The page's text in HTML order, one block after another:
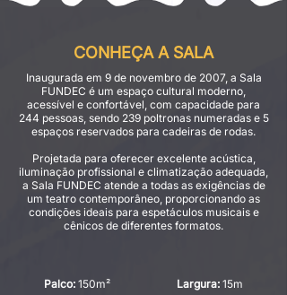
CONHEÇA A SALA
Inaugurada em 9 de novembro de 2007, a Sala
FUNDEC é um espaço cultural moderno,
acessível e confortável, com capacidade para
244 pessoas, sendo 239 poltronas numeradas e 5
espaços reservados para cadeiras de rodas.
Projetada para oferecer excelente acústica,
iluminação profissional e climatização adequada,
a Sala FUNDEC atende a todas as exigências de
um teatro contemporâneo, proporcionando as
condições ideais para espetáculos musicais e
cênicos de diferentes formatos.
Palco: 150m² Largura: 15m